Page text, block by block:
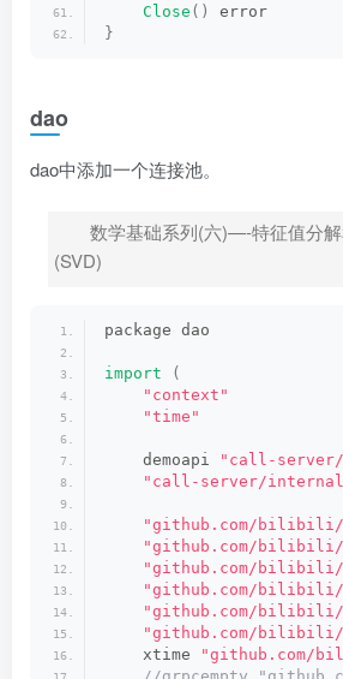
Close ()
error
}
dao
dao中添加一个连接池。
数学基础系列(六)—-特征值分
(SVD)
package dao
import
(
"context"
"time"
    demoapi
"call-
"call-server/
"github.com/bilibili/
"github.com/bilibili/
"github.com/bilibili/
"github.com/bilibili/
"github.com/bilibili/
"github.com/bilibili/
    xtime
"github.com/